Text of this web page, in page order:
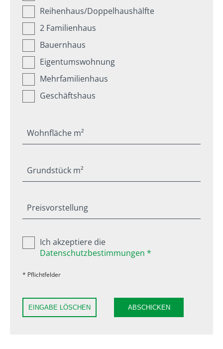
Reihenhaus/Doppelhaushälfte
2 Familienhaus
Bauernhaus
Eigentumswohnung
Mehrfamilienhaus
Geschäftshaus
Wohnfläche m²
Grundstück m²
Preisvorstellung
Ich akzeptiere die
Datenschutzbestimmungen *
* Pflichtfelder
EINGABE LÖSCHEN ABSCHICKEN